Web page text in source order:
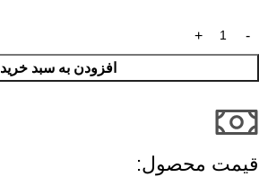
افزودن به سبد خرید
قیمت محصول:​